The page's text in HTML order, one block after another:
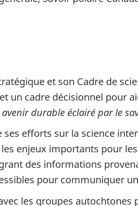
et son Cadre de
cadre décisionnel pour
avenir durable éclairé par le
ses efforts sur la science
enjeux importants pour
des informations
pour communiquer
les groupes